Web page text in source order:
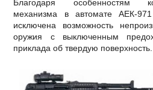
Благодаря особенностям
механизма в автомате АЕК-971
исключена возможность
оружия с выключенным
приклада об твердую поверхность.